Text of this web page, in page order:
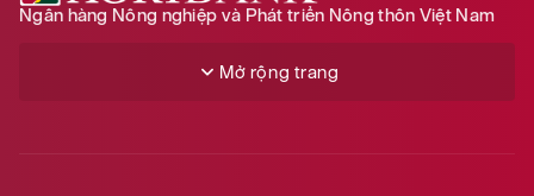
Ngân hàng Nông nghiệp và Phát triển Nông thôn Việt Nam
Mở rộng trang